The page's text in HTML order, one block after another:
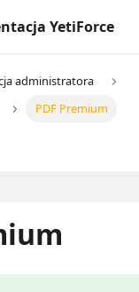
YetiForce
administratora
PDF Premium